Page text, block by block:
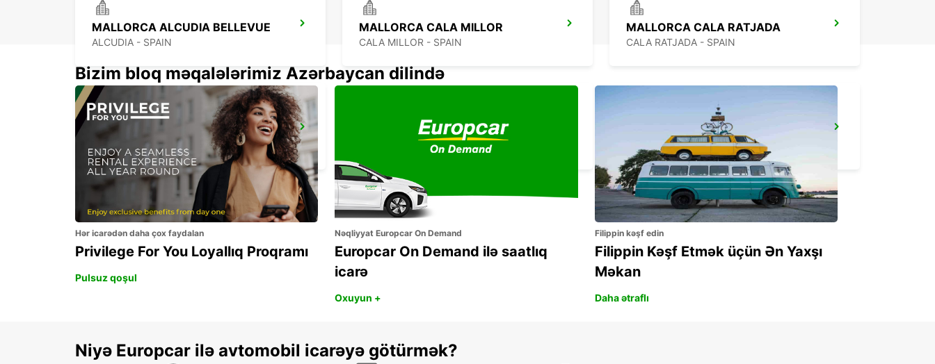
MALLORCA ALCUDIA BELLEVUE
ALCUDIA - SPAIN
MALLORCA CALA MILLOR
CALA MILLOR - SPAIN
MALLORCA CALA RATJADA
CALA RATJADA - SPAIN
MENORCA UR CALA'N BOSCH CC EL LAGO
CIUDADELA - SPAIN
MENORCA PORT CIUDADELA
CIUDADELA - SPAIN
MENORCA AIRPORT
MENORCA - SPAIN
Bizim bloq məqalələrimiz Azərbaycan dilində
Hər icarədən daha çox faydalan
Privilege For You Loyallıq Proqramı
Pulsuz qoşul
Nəqliyyat Europcar On Demand
Europcar On Demand ilə saatlıq
icarə
Oxuyun +
Filippin kəşf edin
Filippin Kəşf Etmək üçün Ən Yaxşı
Məkan
Daha ətraflı
Niyə Europcar ilə avtomobil icarəyə götürmək?